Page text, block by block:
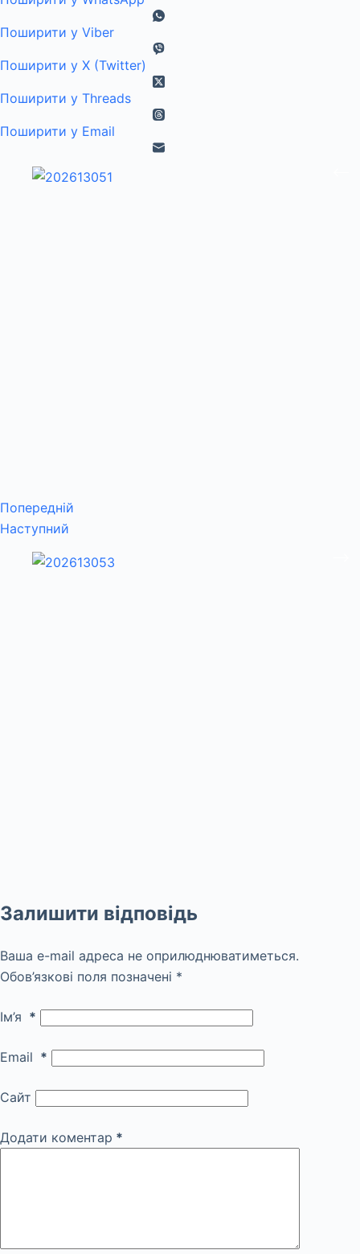
Поширити у Viber
Поширити у X (Twitter)
Поширити у Threads
Поширити у Email
Попередній
Наступний
Залишити відповідь
Ваша e-mail адреса не оприлюднюватиметься.
Обов’язкові поля позначені *
Ім’я *
Email *
Сайт
Додати коментар *